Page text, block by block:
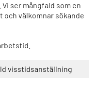
ser mångfald som en
och välkomnar sökande
visstidsanställning